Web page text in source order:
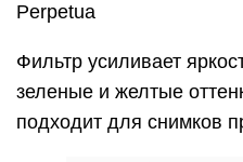
Perpetua
Фильтр усиливает
зеленые и желтые
подходит для снимков